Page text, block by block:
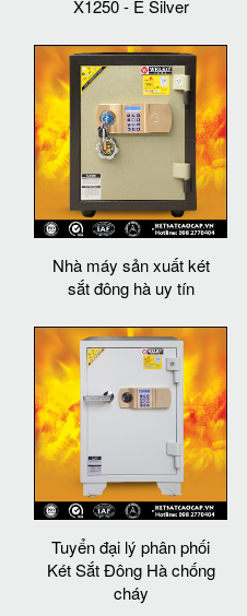
X1250 - E Silver
Nhà máy sản xuất két
sắt đông hà uy tín
Tuyển đại lý phân phối
Két Sắt Đông Hà chống
cháy